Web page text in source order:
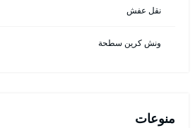
نقل عفش
ونش كرين سطحة
منوعات